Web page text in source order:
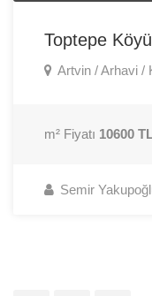
Toptepe
Artvin / Arhavi /
m² Fiyatı 10600
Semir